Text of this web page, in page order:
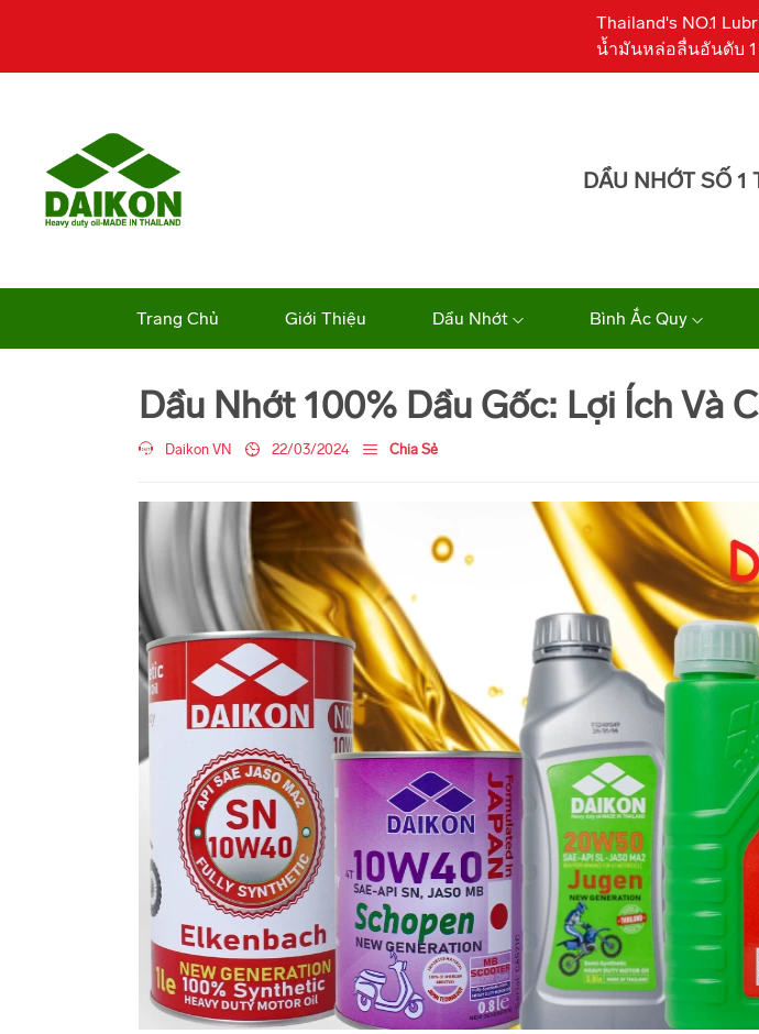
Thailand's NO.1
น้ำมันหล่อลื่นอันดับ 1
DẦU NHỚT SỐ 1
Trang Chủ Giới Thiệu Dầu Nhớt Bình Ắc Quy
Dầu Nhớt 100% Dầu Gốc: Lợi Ích Và
Daikon VN 22/03/2024 Chia Sẻ